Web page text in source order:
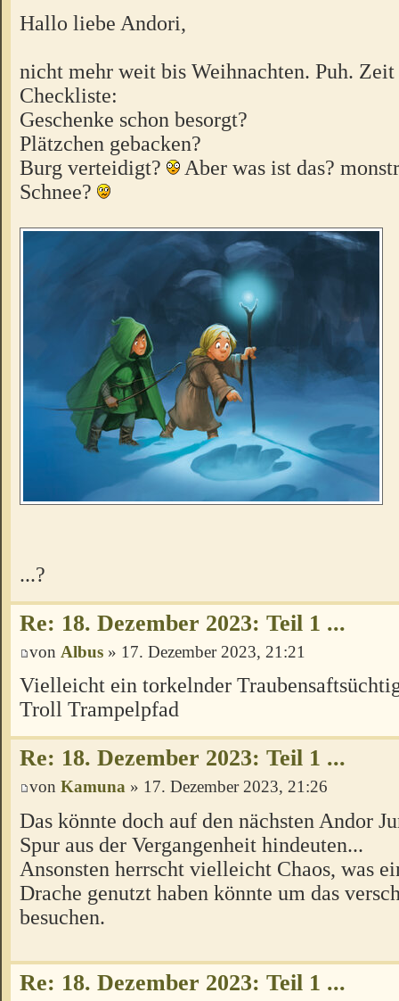
Hallo liebe Andori,
nicht mehr weit bis Weihnachten. Puh.
Checkliste:
Geschenke schon besorgt?
Plätzchen gebacken?
Burg verteidigt?
Aber was ist das?
Schnee?
...?
Re: 18. Dezember 2023: Teil 1 ...
von Albus » 17. Dezember 2023, 21:21
Vielleicht ein torkelnder
Troll Trampelpfad
Re: 18. Dezember 2023: Teil 1 ...
von Kamuna » 17. Dezember 2023, 21:26
Das könnte doch auf den nächsten Andor
Spur aus der Vergangenheit hindeuten...
Ansonsten herrscht vielleicht Chaos, was
Drache genutzt haben könnte um das
besuchen.
Re: 18. Dezember 2023: Teil 1 ...